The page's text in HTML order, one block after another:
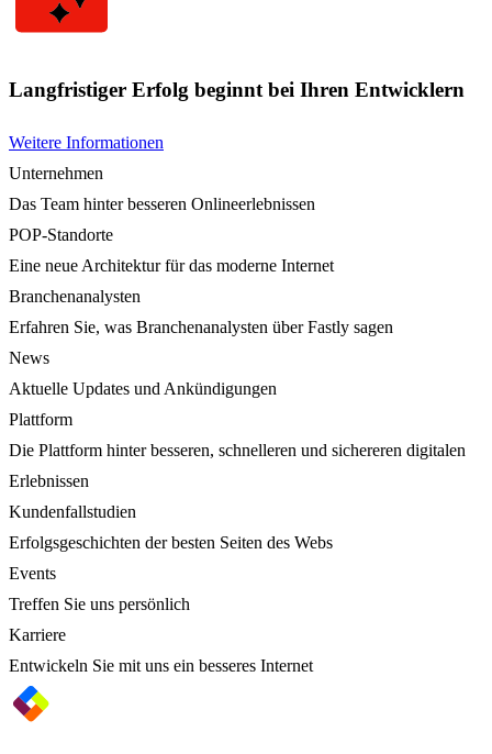
Langfristiger Erfolg beginnt bei Ihren Entwicklern
Weitere Informationen
Unternehmen
Das Team hinter besseren Onlineerlebnissen
POP-Standorte
Eine neue Architektur für das moderne Internet
Branchenanalysten
Erfahren Sie, was Branchenanalysten über Fastly sagen
News
Aktuelle Updates und Ankündigungen
Plattform
Die Plattform hinter besseren, schnelleren und sichereren digitalen
Erlebnissen
Kundenfallstudien
Erfolgsgeschichten der besten Seiten des Webs
Events
Treffen Sie uns persönlich
Karriere
Entwickeln Sie mit uns ein besseres Internet